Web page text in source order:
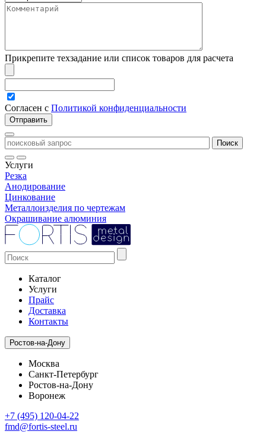
Прикрепите техзадание или список товаров для расчета
Согласен с Политикой конфиденциальности
Услуги
Резка
Анодирование
Цинкование
Металлоизделия по чертежам
Окрашивание алюминия
Каталог
Услуги
Прайс
Доставка
Контакты
Ростов-на-Дону
Москва
Санкт-Петербург
Ростов-на-Дону
Воронеж
+7 (495) 120-04-22
fmd@fortis-steel.ru